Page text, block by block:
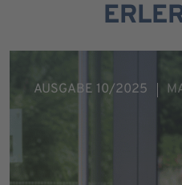
AUSGABE 10/2025